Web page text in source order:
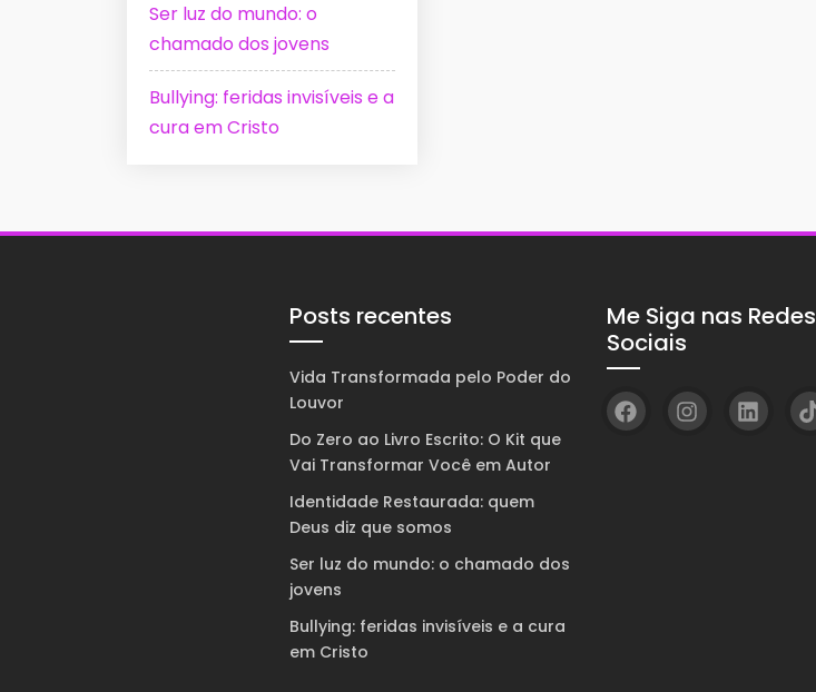
Ser luz do mundo: o
chamado dos jovens
Bullying: feridas invisíveis e a
cura em Cristo
Posts recentes
Vida Transformada pelo Poder do
Louvor
Do Zero ao Livro Escrito: O Kit que
Vai Transformar Você em Autor
Identidade Restaurada: quem
Deus diz que somos
Ser luz do mundo: o chamado dos
jovens
Bullying: feridas invisíveis e a cura
em Cristo
Me Siga nas Redes
Sociais